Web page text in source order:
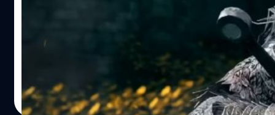
มีการเปิดตัว Mod สำหรับ Elden Ring ซึ่งเปลี่ยนทั้งเกมเป็นมุม
มองบุคคลที่ 1, Elden Ring เป็นหนึ่งในเกม RPG มุมมองบุคคล
ที่ 3 ที่ได้รับความนิยมมากที่สุดเท่าที่เคยมีมา และ Mod นี้จะ
พลิกเรื่องนั้นโดยสิ้นเชิง Mod มุมมองบุคคลที่ 1 มีชื่อว่า "First
Person Souls" และให้เกมเมอร์ได้เล่นเกม RPG ของ
FromSoftware จากมุมมองบุคคลที่ 1 แม้ว่า Mod จะเปิดตัวบน
Nexus Mods แต่ผู้พัฒนา Mod นามว่า Dasaav ก็ได้ปล่อย
อรรถพันธ์ ภาษาสุข | 1229 days ago
Read More